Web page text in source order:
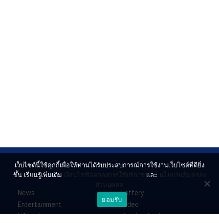
News
Entertainment
Lifestyle
Lottery
Video
ร่วมด้วยช่วยกัน
เว็บไซต์นี้ใช้คุกกี้เพื่อให้ท่านได้รับประสบการณ์การใช้งานเว็บไซต์ที่ดียิ่ง
ขึ้น เรียนรู้เพิ่มเติม เงื่อนไขข้อตกลงการใช้บริการ และ นโยบายคุ้มครอง
ส่วนบุคคล
ยอมรับ